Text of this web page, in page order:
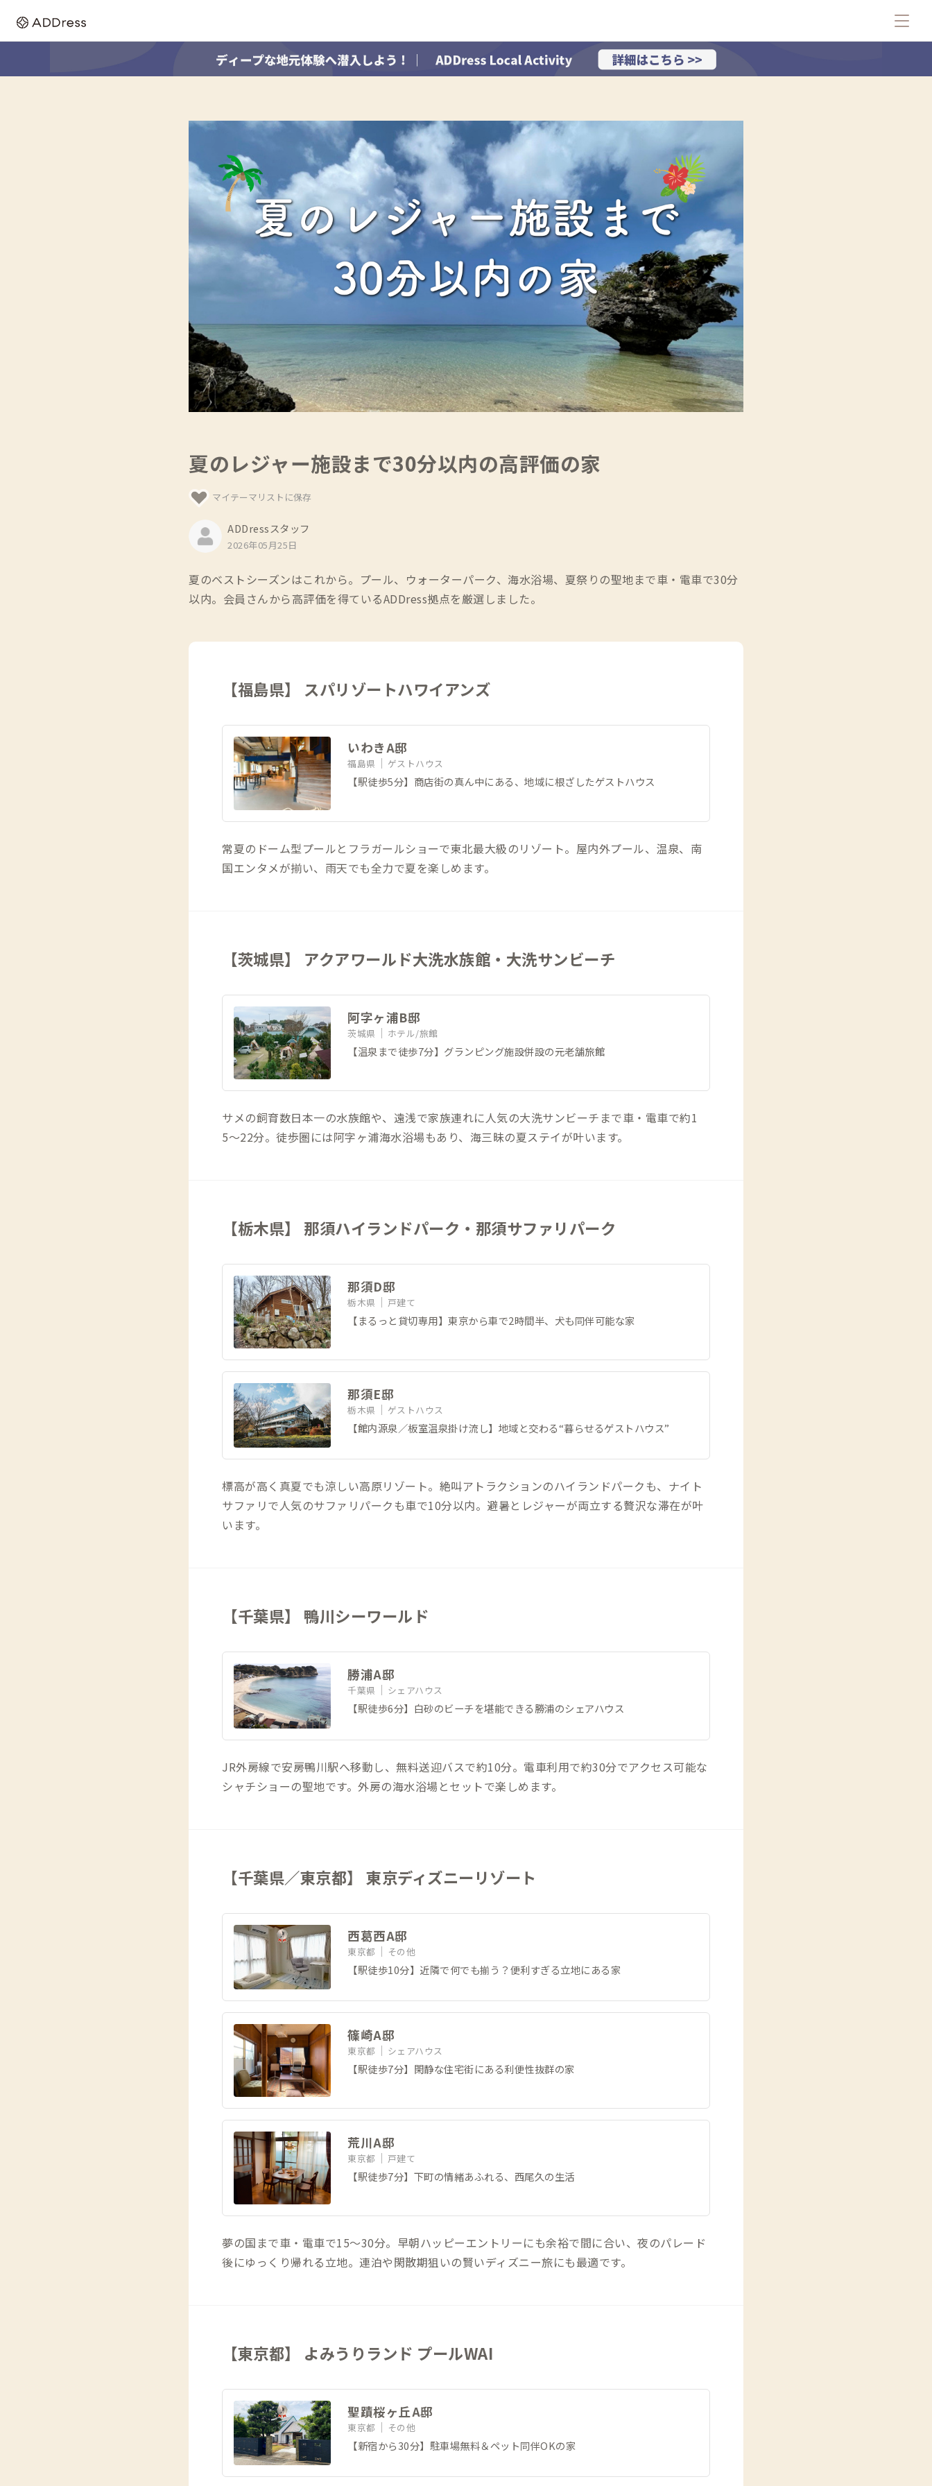
夏のレジャー施設まで30分以内の高評価の家
マイテーマリストに保存
ADDressスタッフ
2026年05月25日
夏のベストシーズンはこれから。プール、ウォーターパーク、海水浴場、夏祭りの聖地まで車・電車で30分
以内。会員さんから高評価を得ているADDress拠点を厳選しました。
【福島県】 スパリゾートハワイアンズ
いわきA邸
福島県 ゲストハウス
【駅徒歩5分】商店街の真ん中にある、地域に根ざしたゲストハウス
常夏のドーム型プールとフラガールショーで東北最大級のリゾート。屋内外プール、温泉、南
国エンタメが揃い、雨天でも全力で夏を楽しめます。
【茨城県】 アクアワールド大洗水族館・大洗サンビーチ
阿字ヶ浦B邸
茨城県 ホテル/旅館
【温泉まで徒歩7分】グランピング施設併設の元老舗旅館
サメの飼育数日本一の水族館や、遠浅で家族連れに人気の大洗サンビーチまで車・電車で約1
5〜22分。徒歩圏には阿字ヶ浦海水浴場もあり、海三昧の夏ステイが叶います。
【栃木県】 那須ハイランドパーク・那須サファリパーク
那須D邸
栃木県 戸建て
【まるっと貸切専用】東京から車で2時間半、犬も同伴可能な家
那須E邸
栃木県 ゲストハウス
【館内源泉／板室温泉掛け流し】地域と交わる“暮らせるゲストハウス”
標高が高く真夏でも涼しい高原リゾート。絶叫アトラクションのハイランドパークも、ナイト
サファリで人気のサファリパークも車で10分以内。避暑とレジャーが両立する贅沢な滞在が叶
います。
【千葉県】 鴨川シーワールド
勝浦A邸
千葉県 シェアハウス
【駅徒歩6分】白砂のビーチを堪能できる勝浦のシェアハウス
JR外房線で安房鴨川駅へ移動し、無料送迎バスで約10分。電車利用で約30分でアクセス可能な
シャチショーの聖地です。外房の海水浴場とセットで楽しめます。
【千葉県／東京都】 東京ディズニーリゾート
西葛西A邸
東京都 その他
【駅徒歩10分】近隣で何でも揃う？便利すぎる立地にある家
篠崎A邸
東京都 シェアハウス
【駅徒歩7分】閑静な住宅街にある利便性抜群の家
荒川A邸
東京都 戸建て
【駅徒歩7分】下町の情緒あふれる、西尾久の生活
夢の国まで車・電車で15〜30分。早朝ハッピーエントリーにも余裕で間に合い、夜のパレード
後にゆっくり帰れる立地。連泊や閑散期狙いの賢いディズニー旅にも最適です。
【東京都】 よみうりランド プールWAI
聖蹟桜ヶ丘A邸
東京都 その他
【新宿から30分】駐車場無料＆ペット同伴OKの家